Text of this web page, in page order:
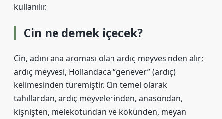
kullanılır.
Cin ne demek içecek?
Cin, adını ana aroması olan ardıç meyvesinden alır;
ardıç meyvesi, Hollandaca “genever” (ardıç)
kelimesinden türemiştir. Cin temel olarak
tahıllardan, ardıç meyvelerinden, anasondan,
kişnişten, melekotundan ve kökünden, meyan